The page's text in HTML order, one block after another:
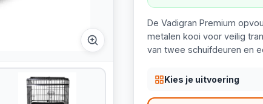
De Vadigran Premium
metalen kooi voor veilig
van twee schuifdeuren en
Kies je uitvoering